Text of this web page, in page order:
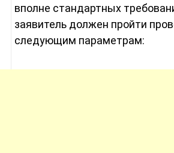
вполне стандартных
заявитель должен пройти
следующим параметрам: